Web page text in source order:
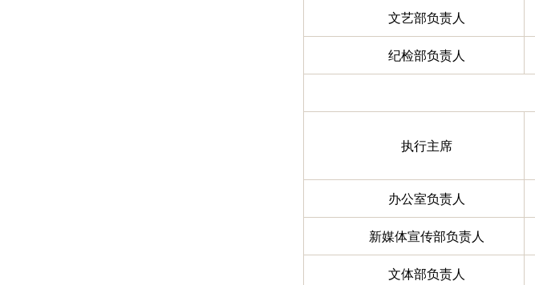
文艺部负责人
纪检部负责人
执行主席
办公室负责人
新媒体宣传部负责人
文体部负责人